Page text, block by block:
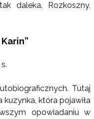
daleka. Rozkoszny,
Tutaj
kuzynka, która pojawiła
opowiadaniu w